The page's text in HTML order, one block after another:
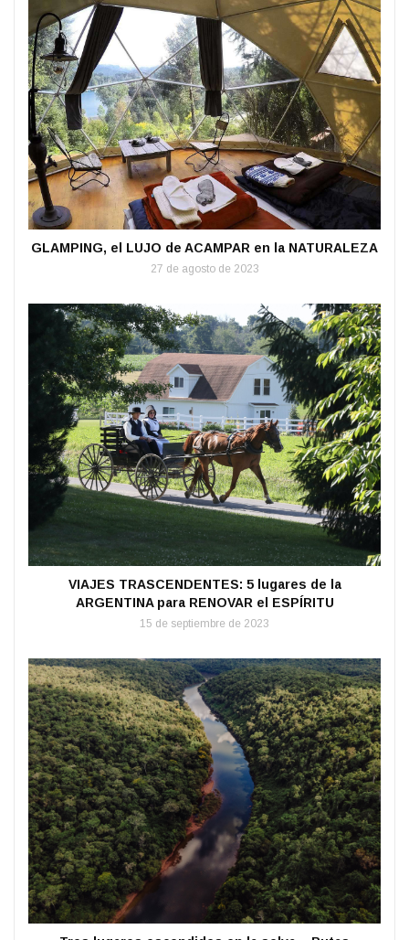
GLAMPING, el LUJO de ACAMPAR en la NATURALEZA
27 de agosto de 2023
VIAJES TRASCENDENTES: 5 lugares de la
ARGENTINA para RENOVAR el ESPÍRITU
15 de septiembre de 2023